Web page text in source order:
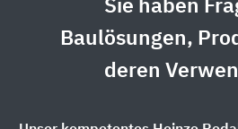
Sie haben
Baulösungen,
deren